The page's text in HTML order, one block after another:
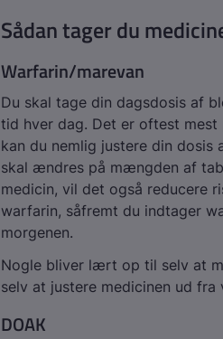
Sådan tager du
Warfarin/marevan
Du skal tage din dagsdosis af
tid hver dag. Det er oftest mest
kan du nemlig justere din dosis
skal ændres på mængden af
medicin, vil det også reducere
warfarin, såfremt du indtager
morgenen.
Nogle bliver lært op til selv at
selv at justere medicinen ud
DOAK